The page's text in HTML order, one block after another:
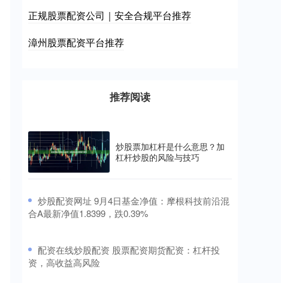
正规股票配资公司｜安全合规平台推荐
漳州股票配资平台推荐
推荐阅读
炒股票加杠杆是什么意思？加
杠杆炒股的风险与技巧
​炒股配资网址 9月4日基金净值：摩根科技前沿混
合A最新净值1.8399，跌0.39%
​配资在线炒股配资 股票配资期货配资：杠杆投
资，高收益高风险